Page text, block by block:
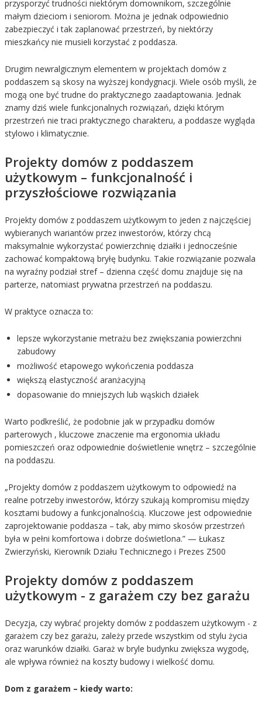
przysporzyć trudności niektórym domownikom, szczególnie
małym dzieciom i seniorom. Można je jednak odpowiednio
zabezpieczyć i tak zaplanować przestrzeń, by niektórzy
mieszkańcy nie musieli korzystać z poddasza.
Drugim newralgicznym elementem w projektach domów z
poddaszem są skosy na wyższej kondygnacji. Wiele osób myśli, że
mogą one być trudne do praktycznego zaadaptowania. Jednak
znamy dziś wiele funkcjonalnych rozwiązań, dzięki którym
przestrzeń nie traci praktycznego charakteru, a poddasze wygląda
stylowo i klimatycznie.
Projekty domów z poddaszem
użytkowym – funkcjonalność i
przyszłościowe rozwiązania
Projekty domów z poddaszem użytkowym to jeden z najczęściej
wybieranych wariantów przez inwestorów, którzy chcą
maksymalnie wykorzystać powierzchnię działki i jednocześnie
zachować kompaktową bryłę budynku. Takie rozwiązanie pozwala
na wyraźny podział stref – dzienna część domu znajduje się na
parterze, natomiast prywatna przestrzeń na poddaszu.
W praktyce oznacza to:
lepsze wykorzystanie metrażu bez zwiększania powierzchni
zabudowy
możliwość etapowego wykończenia poddasza
większą elastyczność aranżacyjną
dopasowanie do mniejszych lub wąskich działek
Warto podkreślić, że podobnie jak w przypadku domów
parterowych , kluczowe znaczenie ma ergonomia układu
pomieszczeń oraz odpowiednie doświetlenie wnętrz – szczególnie
na poddaszu.
„Projekty domów z poddaszem użytkowym to odpowiedź na
realne potrzeby inwestorów, którzy szukają kompromisu między
kosztami budowy a funkcjonalnością. Kluczowe jest odpowiednie
zaprojektowanie poddasza – tak, aby mimo skosów przestrzeń
była w pełni komfortowa i dobrze doświetlona.” — Łukasz
Zwierzyński, Kierownik Działu Technicznego i Prezes Z500
Projekty domów z poddaszem
użytkowym - z garażem czy bez garażu
Decyzja, czy wybrać projekty domów z poddaszem użytkowym - z
garażem czy bez garażu, zależy przede wszystkim od stylu życia
oraz warunków działki. Garaż w bryle budynku zwiększa wygodę,
ale wpływa również na koszty budowy i wielkość domu.
Dom z garażem – kiedy warto: